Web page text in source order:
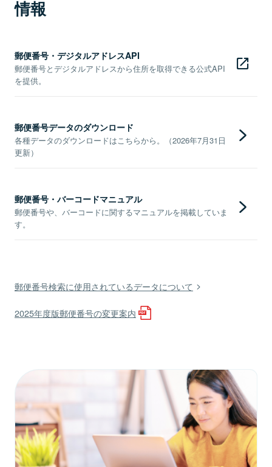
情報
郵便番号・デジタルアドレスAPI
郵便番号とデジタルアドレスから住所を取得できる公式API
を提供。
郵便番号データのダウンロード
各種データのダウンロードはこちらから。（2026年7月31日
更新）
郵便番号・バーコードマニュアル
郵便番号や、バーコードに関するマニュアルを掲載していま
す。
郵便番号検索に使用されているデータについて
2025年度版郵便番号の変更案内